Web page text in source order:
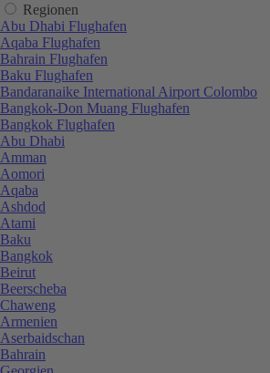
Regionen
Abu Dhabi Flughafen
Aqaba Flughafen
Bahrain Flughafen
Baku Flughafen
Bandaranaike International Airport Colombo
Bangkok-Don Muang Flughafen
Bangkok Flughafen
Abu Dhabi
Amman
Aomori
Aqaba
Ashdod
Atami
Baku
Bangkok
Beirut
Beerscheba
Chaweng
Armenien
Aserbaidschan
Bahrain